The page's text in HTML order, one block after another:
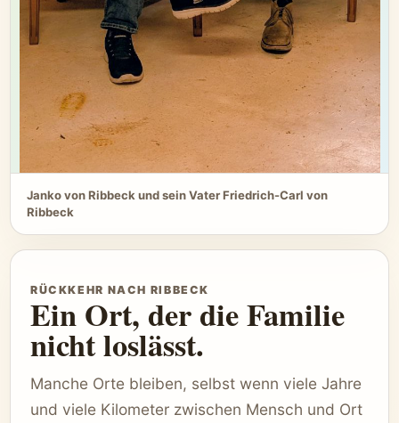
Janko von Ribbeck und sein Vater Friedrich-Carl von
Ribbeck
RÜCKKEHR NACH RIBBECK
Ein Ort, der die Familie
nicht loslässt.
Manche Orte bleiben, selbst wenn viele Jahre
und viele Kilometer zwischen Mensch und Ort